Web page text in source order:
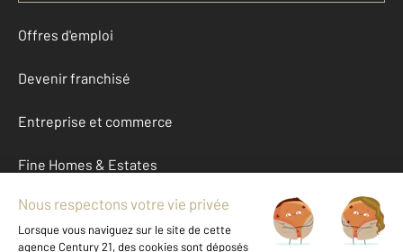
Offres d'emploi
Devenir franchisé
Entreprise et commerce
Fine Homes & Estates
À propos